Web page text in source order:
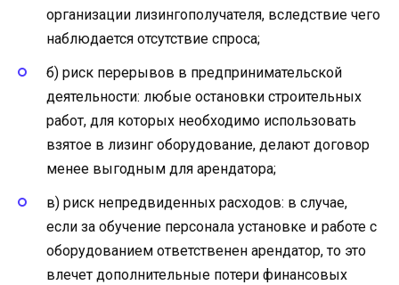
организации лизингополучателя, вследствие чего
наблюдается отсутствие спроса;
б) риск перерывов в предпринимательской
деятельности: любые остановки строительных
работ, для которых необходимо использовать
взятое в лизинг оборудование, делают договор
менее выгодным для арендатора;
в) риск непредвиденных расходов: в случае,
если за обучение персонала установке и работе с
оборудованием ответственен арендатор, то это
влечет дополнительные потери финансовых